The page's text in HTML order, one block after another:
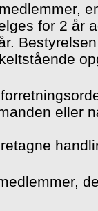
for 2 år
eller